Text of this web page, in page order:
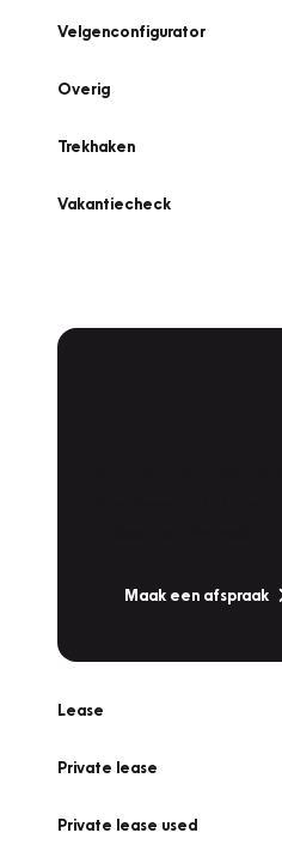
Velgenconfigurator
Overig
Trekhaken
Vakantiecheck
Maak een afspraak
Lease
Private lease
Private lease used